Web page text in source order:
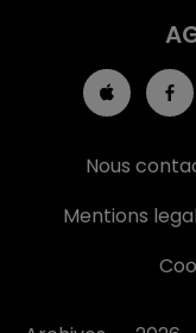
Nous
Mentions